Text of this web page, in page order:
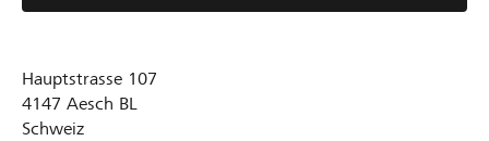
Hauptstrasse 107
4147 Aesch BL
Schweiz